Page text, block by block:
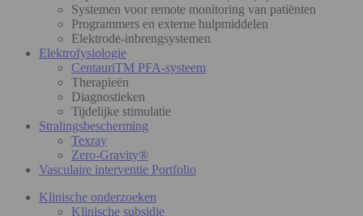
Systemen voor remote monitoring van patiënten
Programmers en externe hulpmiddelen
Elektrode-inbrengsystemen
Elektrofysiologie
CentauriTM PFA-systeem
Therapieën
Diagnostieken
Tijdelijke stimulatie
Stralingsbescherming
Texray
Zero-Gravity®
Vasculaire interventie Portfolio
Klinische onderzoeken
Klinische subsidie